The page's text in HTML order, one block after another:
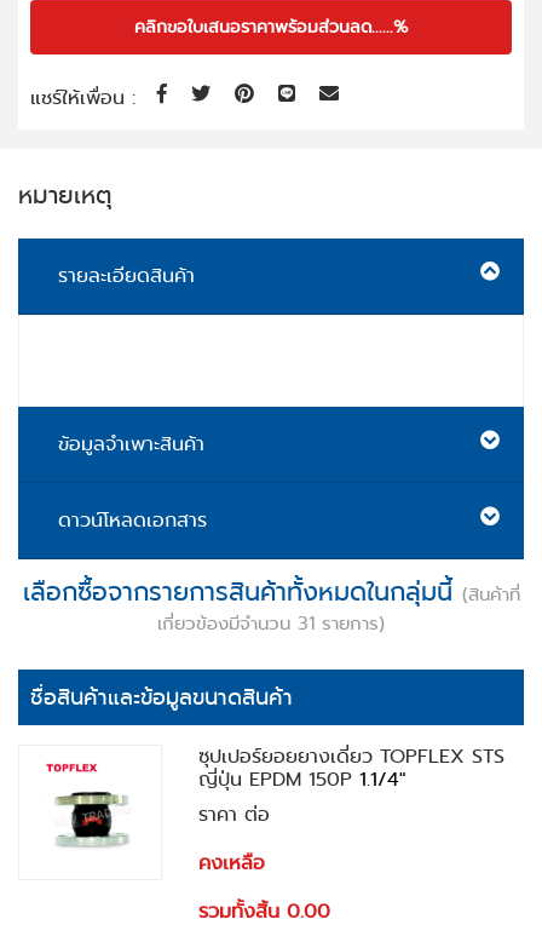
คลิกขอใบเสนอราคาพร้อมส่วนลด......%
แชร์ให้เพื่อน :
หมายเหตุ
รายละเอียดสินค้า
ข้อมูลจำเพาะสินค้า
ดาวน์โหลดเอกสาร
เลือกซื้อจากรายการสินค้าทั้งหมดในกลุ่มนี้ (สินค้าที่
เกี่ยวข้องมีจำนวน 31 รายการ)
ชื่อสินค้าและข้อมูลขนาดสินค้า
ซุปเปอร์ยอยยางเดี่ยว TOPFLEX STS
ญี่ปุ่น EPDM 150P1.1/4"
ราคา ต่อ
คงเหลือ
รวมทั้งสิ้น 0.00